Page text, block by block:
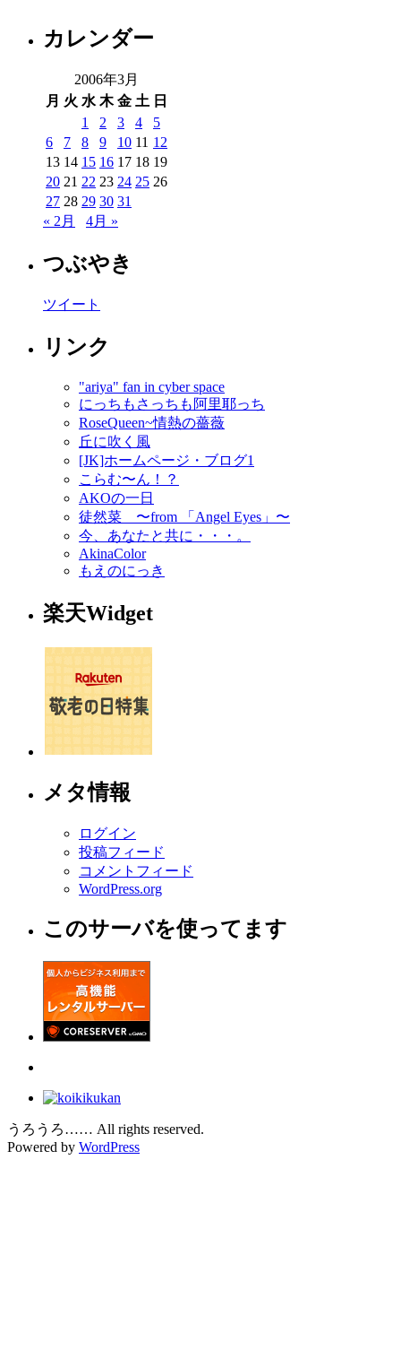
カレンダー
2006年3月
月 火 水 木 金 土 日
1
2 3 4
5
6
7 8 9 10 11 12
13 14 15 16 17 18 19
20 21 22 23 24 25 26
27 28 29 30 31
« 2月
4月 »
つぶやき
ツイート
リンク
"ariya" fan in cyber space
にっちもさっちも阿里耶っち
RoseQueen~情熱の薔薇
丘に吹く風
[JK]ホームページ・ブログ1
こらむ〜ん！？
AKOの一日
徒然菜 〜from 「Angel Eyes」〜
今、あなたと共に・・・。
AkinaColor
もえのにっき
楽天Widget
メタ情報
ログイン
投稿フィード
コメントフィード
WordPress.org
このサーバを使ってます
うろうろ…… All rights reserved.
Powered by WordPress